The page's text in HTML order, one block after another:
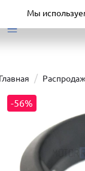
-56%
Мы